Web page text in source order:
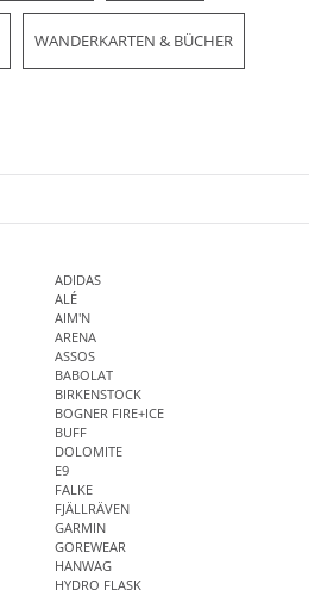
WANDERKARTEN & BÜCHER
ADIDAS
ALÉ
AIM'N
ARENA
ASSOS
BABOLAT
BIRKENSTOCK
BOGNER FIRE+ICE
BUFF
DOLOMITE
E9
FALKE
FJÄLLRÄVEN
GARMIN
GOREWEAR
HANWAG
HYDRO FLASK